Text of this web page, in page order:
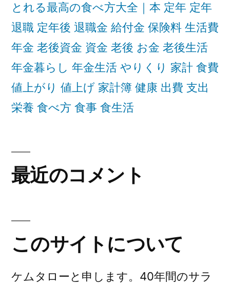
とれる最高の食べ方大全｜本 定年 定年
退職 定年後 退職金 給付金 保険料 生活費
年金 老後資金 資金 老後 お金 老後生活
年金暮らし 年金生活 やりくり 家計 食費
値上がり 値上げ 家計簿 健康 出費 支出
栄養 食べ方 食事 食生活
最近のコメント
このサイトについて
ケムタローと申します。40年間のサラ